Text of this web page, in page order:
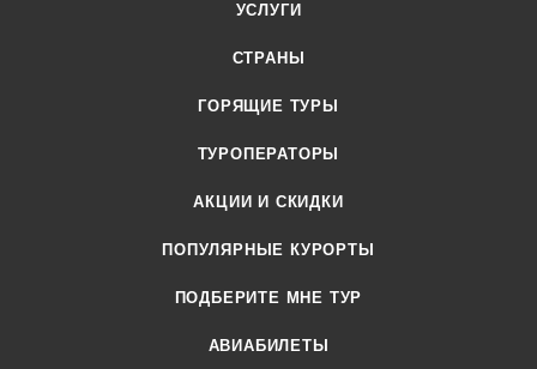
УСЛУГИ
СТРАНЫ
ГОРЯЩИЕ ТУРЫ
ТУРОПЕРАТОРЫ
АКЦИИ И СКИДКИ
ПОПУЛЯРНЫЕ КУРОРТЫ
ПОДБЕРИТЕ МНЕ ТУР
АВИАБИЛЕТЫ